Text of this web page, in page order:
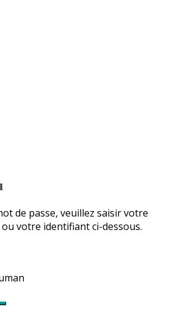
de passe, veuillez saisir votre
votre identifiant ci-dessous.